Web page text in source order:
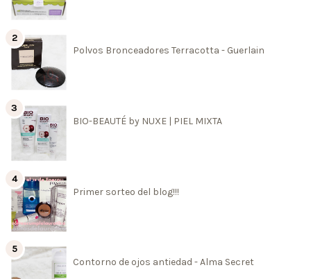
Polvos Bronceadores Terracotta - Guerlain
BIO-BEAUTÉ by NUXE | PIEL MIXTA
Primer sorteo del blog!!!
Contorno de ojos antiedad - Alma Secret